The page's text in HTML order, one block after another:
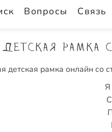
Вопросы Связь
рамка
детская рамка онлайн со